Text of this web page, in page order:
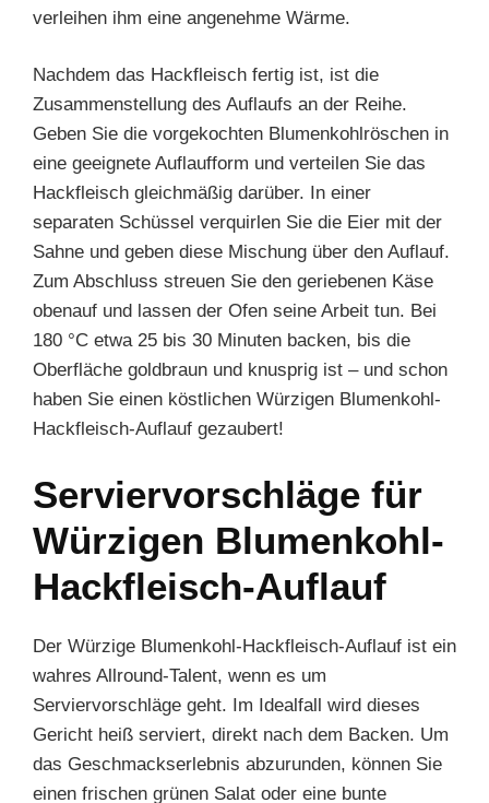
verleihen ihm eine angenehme Wärme.
Nachdem das Hackfleisch fertig ist, ist die
Zusammenstellung des Auflaufs an der Reihe.
Geben Sie die vorgekochten Blumenkohlröschen in
eine geeignete Auflaufform und verteilen Sie das
Hackfleisch gleichmäßig darüber. In einer
separaten Schüssel verquirlen Sie die Eier mit der
Sahne und geben diese Mischung über den Auflauf.
Zum Abschluss streuen Sie den geriebenen Käse
obenauf und lassen der Ofen seine Arbeit tun. Bei
180 °C etwa 25 bis 30 Minuten backen, bis die
Oberfläche goldbraun und knusprig ist – und schon
haben Sie einen köstlichen Würzigen Blumenkohl-
Hackfleisch-Auflauf gezaubert!
Serviervorschläge für
Würzigen Blumenkohl-
Hackfleisch-Auflauf
Der Würzige Blumenkohl-Hackfleisch-Auflauf ist ein
wahres Allround-Talent, wenn es um
Serviervorschläge geht. Im Idealfall wird dieses
Gericht heiß serviert, direkt nach dem Backen. Um
das Geschmackserlebnis abzurunden, können Sie
einen frischen grünen Salat oder eine bunte